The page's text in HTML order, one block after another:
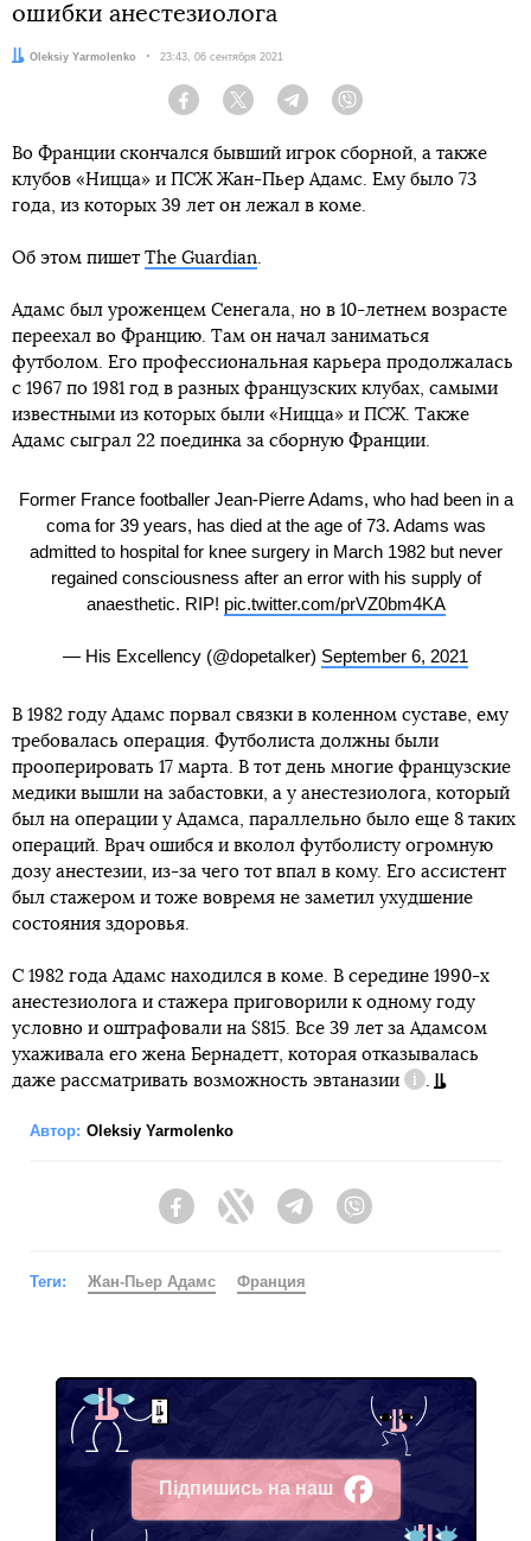
ошибки анестезиолога
Автор:
Oleksiy Yarmolenko Дата:
23:43, 06 сентября 2021
Facebook Twitter Telegram
Во Франции скончался бывший игрок сборной, а также
клубов «Ницца» и ПСЖ Жан-Пьер Адамс. Ему было 73
года, из которых 39 лет он лежал в коме.
Об этом пишет The Guardian
Адамс был уроженцем Сенегала, но в 10-летнем возрасте
переехал во Францию. Там он начал заниматься
футболом. Его профессиональная карьера продолжалась
с 1967 по 1981 год в разных французских клубах, самыми
известными из которых были «Ницца» и ПСЖ. Также
Адамс сыграл 22 поединка за сборную Франции.
Former France footballer Jean-Pierre Adams, who had been in a
coma for 39 years, has died at the age of 73. Adams was
admitted to hospital for knee surgery in March 1982 but never
regained consciousness after an error with his supply of
anaesthetic. RIP! pic.twitter.com/prVZ0bm4KA
— His Excellency (@dopetalker) September 6, 2021
В 1982 году Адамс порвал связки в коленном суставе, ему
требовалась операция. Футболиста должны были
прооперировать 17 марта. В тот день многие французские
медики вышли на забастовки, а у анестезиолога, который
был на операции у Адамса, параллельно было еще 8 таких
операций. Врач ошибся и вколол футболисту огромную
дозу анестезии, из-за чего тот впал в кому. Его ассистент
был стажером и тоже вовремя не заметил ухудшение
состояния здоровья.
С 1982 года Адамс находился в коме. В середине 1990-х
анестезиолога и стажера приговорили к одному году
условно и оштрафовали на $815. Все 39 лет за Адамсом
ухаживала его жена Бернадетт, которая отказывалась
даже рассматривать возможность эвтаназии
Справка
Автор: Oleksiy Yarmolenko
FacebookTwitter Telegram
Теги: Жан-Пьер Адамс Франция
Підпишись на наш
Facebook